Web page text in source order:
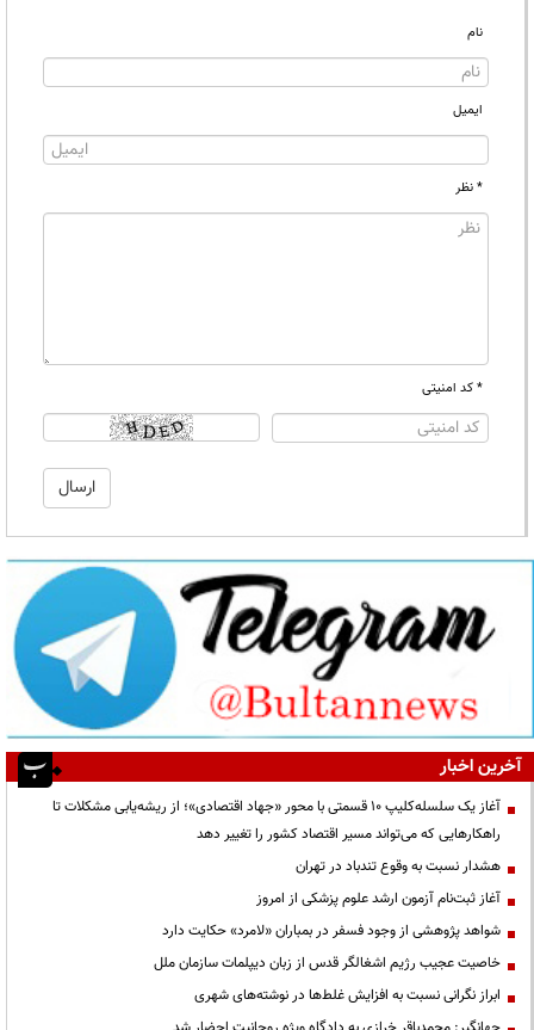
نام
ایمیل
* نظر
* کد امنیتی
آخرین اخبار
آغاز یک سلسله‌کلیپ ۱۰ قسمتی با محور «جهاد اقتصادی»؛ از ریشه‌یابی مشکلات تا
راهکارهایی که می‌تواند مسیر اقتصاد کشور را تغییر دهد
هشدار نسبت به وقوع تندباد در تهران
آغاز ثبت‌نام آزمون ارشد علوم پزشکی از امروز
شواهد پژوهشی از وجود فسفر در بمباران «لامرد» حکایت دارد
خاصیت عجیب رژیم اشغالگر قدس از زبان دیپلمات سازمان ملل
ابراز نگرانی نسبت به افزایش غلط‌ها در نوشته‌های شهری